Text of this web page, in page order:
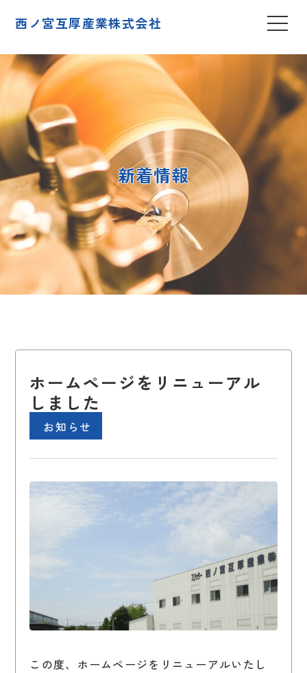
西ノ宮互厚産業株式会社
新着情報
ホームページをリニューアル
しました
お知らせ
この度、ホームページをリニューアルいたし